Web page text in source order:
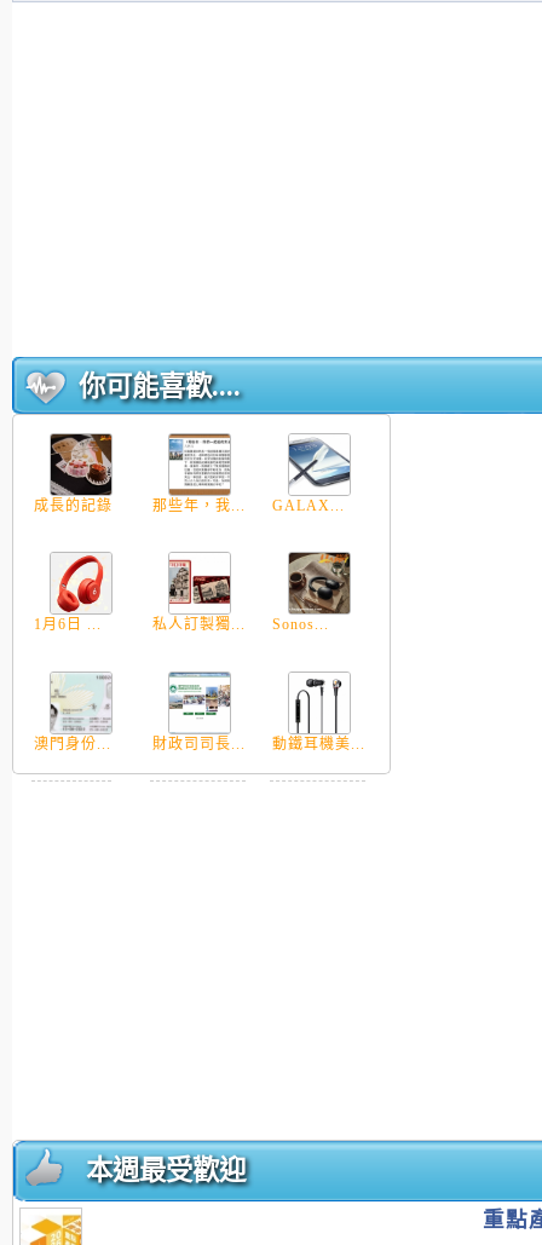
你可能喜歡....
成長的記錄 那些年，我... GALAX...
1月6日 ... 私人訂製獨... Sonos...
澳門身份... 財政司司長... 動鐵耳機美...
本週最受歡迎
重點